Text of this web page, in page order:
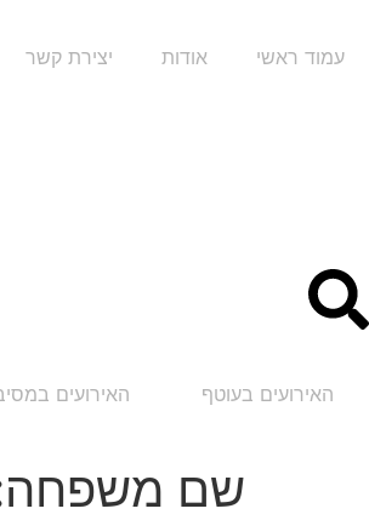
עמוד ראשי אודות יצירת קשר
האירועים בעוטף האירועים
שם